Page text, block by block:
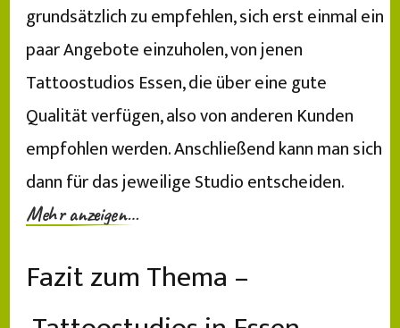
grundsätzlich zu empfehlen, sich erst einmal ein
paar Angebote einzuholen, von jenen
Tattoostudios Essen, die über eine gute
Qualität verfügen, also von anderen Kunden
empfohlen werden. Anschließend kann man sich
dann für das jeweilige Studio entscheiden.
Mehr anzeigen…
Fazit zum Thema –